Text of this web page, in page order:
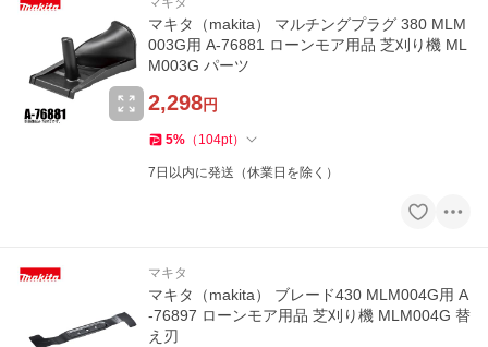
マキタ（makita） マルチングプラグ 380 MLM
003G用 A-76881 ローンモア用品 芝刈り機 ML
M003G パーツ
2,298円
5% （ 104pt）
7日以内に発送（休業日を除く）
マキタ
マキタ（makita） ブレード430 MLM004G用 A
-76897 ローンモア用品 芝刈り機 MLM004G 替
え刃